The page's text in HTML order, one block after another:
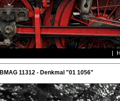
BMAG 11312 - Denkmal "01 1056"